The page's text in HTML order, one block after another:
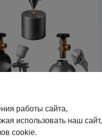
работы сайта,
использовать наш сайт,
cookie.